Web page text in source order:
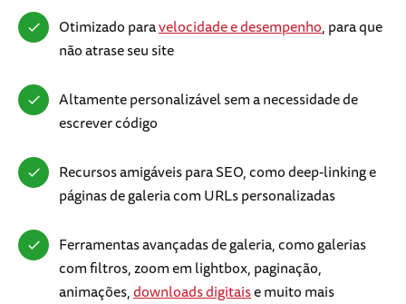
Otimizado paravelocidade e desempenho, para que
não atrase seu site
Altamente personalizável sem a necessidade de
escrever código
Recursos amigáveis para SEO, como deep-linking e
páginas de galeria com URLs personalizadas
Ferramentas avançadas de galeria, como galerias
com filtros, zoom em lightbox, paginação,
animações,downloads digitaise muito mais